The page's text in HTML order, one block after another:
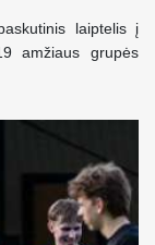
laiptelis į
amžiaus grupės